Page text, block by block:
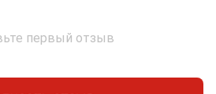
первый отзыв